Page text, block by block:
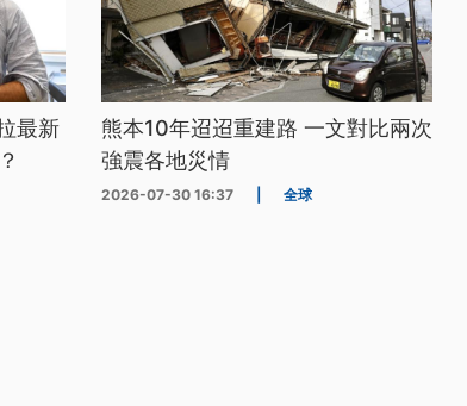
最新
熊本10年迢迢重建路 一文對比兩次
強震各地災情
2026-07-30 16:37 全球